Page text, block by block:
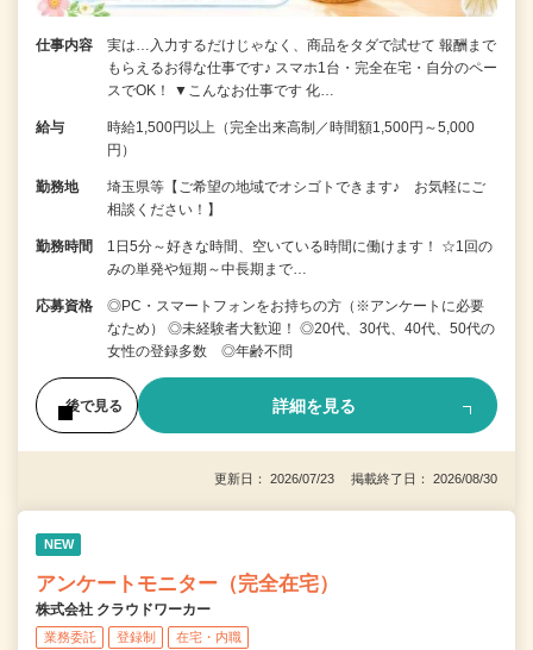
仕事内容
実は…入力するだけじゃなく、商品をタダで試せて 報酬まで
もらえるお得な仕事です♪ スマホ1台・完全在宅・自分のペー
スでOK！ ▼こんなお仕事です 化…
給与
時給1,500円以上（完全出来高制／時間額1,500円～5,000
円）
勤務地
埼玉県等【ご希望の地域でオシゴトできます♪ お気軽にご
相談ください！】
勤務時間
1日5分～好きな時間、空いている時間に働けます！ ☆1回の
みの単発や短期～中長期まで…
応募資格
◎PC・スマートフォンをお持ちの方（※アンケートに必要
なため） ◎未経験者大歓迎！ ◎20代、30代、40代、50代の
女性の登録多数 ◎年齢不問
後で見る 詳細を見る
更新日： 2026/07/23 掲載終了日： 2026/08/30
NEW
アンケートモニター（完全在宅）
株式会社 クラウドワーカー
業務委託 登録制 在宅・内職